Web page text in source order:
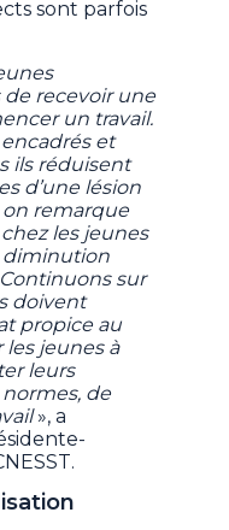
sont parfois
de recevoir une
un travail.
et
ils réduisent
d’une lésion
on remarque
les jeunes
diminution
sur
doivent
propice au
jeunes à
leurs
de
», a